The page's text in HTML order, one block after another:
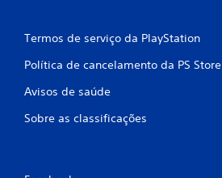
Termos de serviço da PlayStation
Política de cancelamento da PS Store
Avisos de saúde
Sobre as classificações